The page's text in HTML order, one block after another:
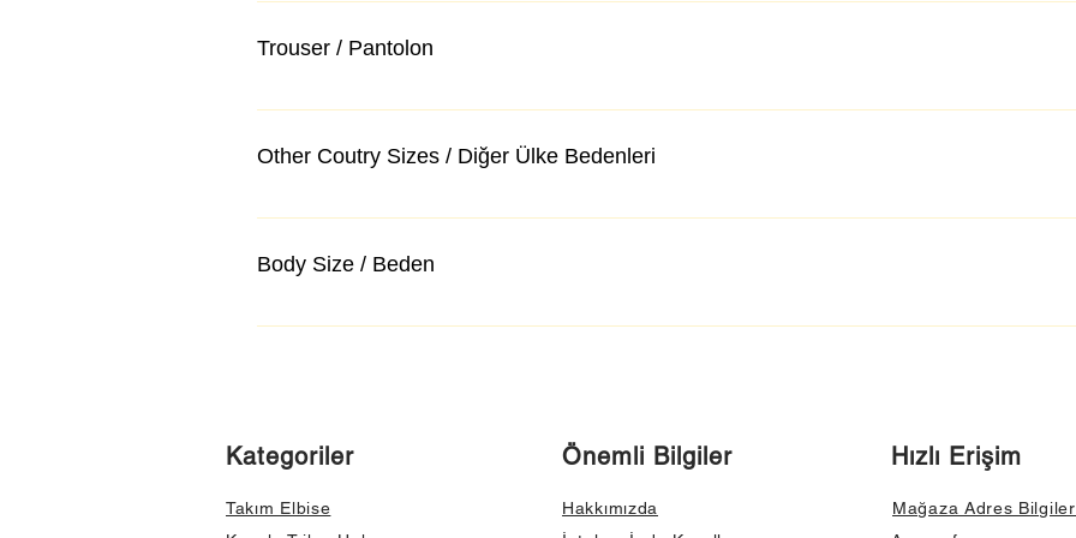
Trouser / Pantolon
Other Coutry Sizes / Diğer Ülke Bedenleri
Body Size / Beden
Kategoriler
Takım Elbise
Önemli Bilgiler
Hakkımızda
Hızlı Erişim
Mağaza Adres